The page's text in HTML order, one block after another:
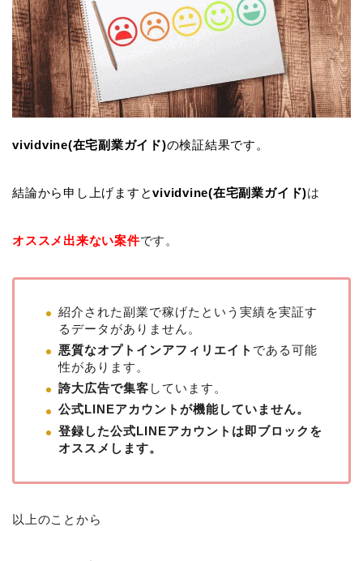
vividvine(在宅副業ガイド)の検証結果です。
結論から申し上げますとvividvine(在宅副業ガイド)は
オススメ出来ない案件です。
紹介された副業で稼げたという実績を実証す
るデータがありません。
悪質なオプトインアフィリエイト である可能
性があります。
誇大広告で集客 しています。
公式LINEアカウントが機能していません。
登録した公式LINEアカウントは即ブロックを
オススメします。
以上のことから